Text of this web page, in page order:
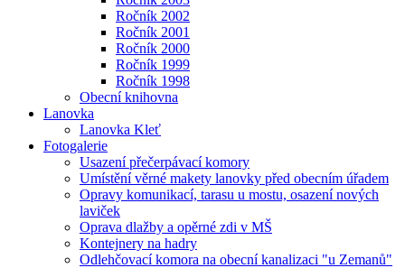
Ročník 2002
Ročník 2001
Ročník 2000
Ročník 1999
Ročník 1998
Obecní knihovna
Lanovka
Lanovka Kleť
Fotogalerie
Usazení přečerpávací komory
Umístění věrné makety lanovky před obecním úřadem
Opravy komunikací, tarasu u mostu, osazení nových
laviček
Oprava dlažby a opěrné zdi v MŠ
Kontejnery na hadry
Odlehčovací komora na obecní kanalizaci "u Zemanů"